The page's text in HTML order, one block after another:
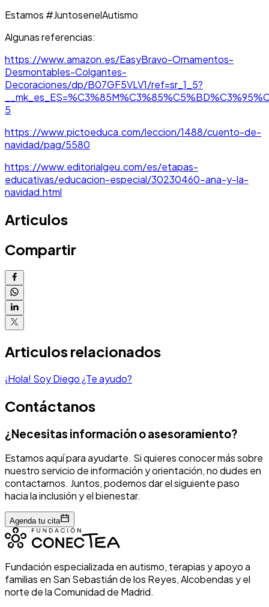
Estamos #JuntosenelAutismo
Algunas referencias:
https://www.amazon.es/EasyBravo-Ornamentos-
Desmontables-Colgantes-
Decoraciones/dp/B07GF5VLV1/ref=sr_1_5?
5
https://www.pictoeduca.com/leccion/1488/cuento-de-
navidad/pag/5580
https://www.editorialgeu.com/es/etapas-
educativas/educacion-especial/30230460-ana-y-la-
navidad.html
Articulos
Compartir
Articulos relacionados
¡Hola! Soy Diego ¿Te ayudo?
Contáctanos
¿Necesitas información o asesoramiento?
Estamos aquí para ayudarte. Si quieres conocer más sobre
nuestro servicio de información y orientación, no dudes en
contactarnos. Juntos, podemos dar el siguiente paso
hacia la inclusión y el bienestar.
Agenda tu cita
Fundación especializada en autismo, terapias y apoyo a
familias en San Sebastián de los Reyes, Alcobendas y el
norte de la Comunidad de Madrid.